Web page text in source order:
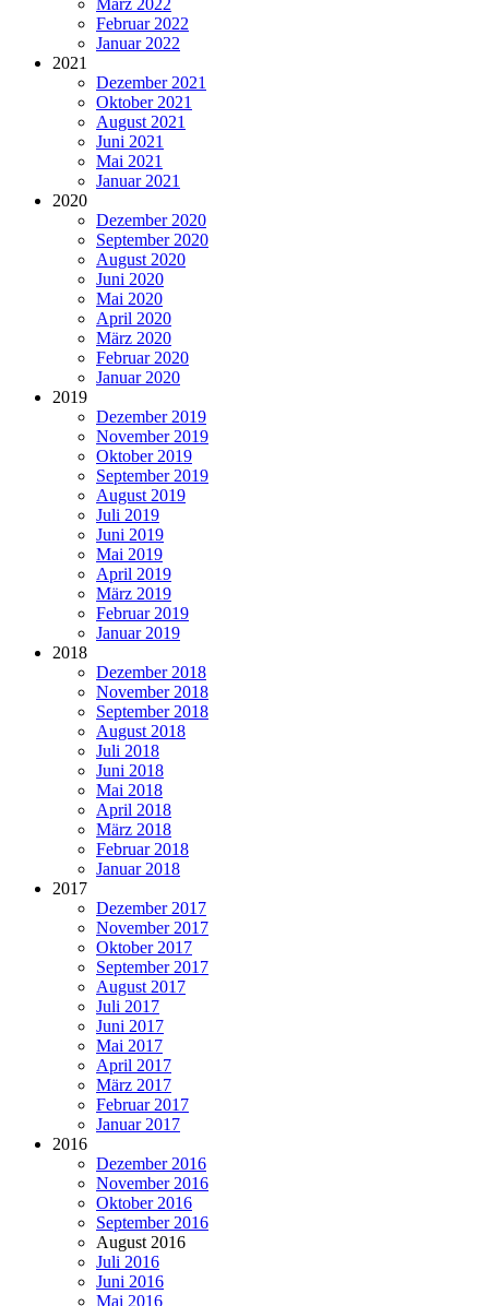
Februar 2022
Januar 2022
2021
Dezember 2021
Oktober 2021
August 2021
Juni 2021
Mai 2021
Januar 2021
2020
Dezember 2020
September 2020
August 2020
Juni 2020
Mai 2020
April 2020
März 2020
Februar 2020
Januar 2020
2019
Dezember 2019
November 2019
Oktober 2019
September 2019
August 2019
Juli 2019
Juni 2019
Mai 2019
April 2019
März 2019
Februar 2019
Januar 2019
2018
Dezember 2018
November 2018
September 2018
August 2018
Juli 2018
Juni 2018
Mai 2018
April 2018
März 2018
Februar 2018
Januar 2018
2017
Dezember 2017
November 2017
Oktober 2017
September 2017
August 2017
Juli 2017
Juni 2017
Mai 2017
April 2017
März 2017
Februar 2017
Januar 2017
2016
Dezember 2016
November 2016
Oktober 2016
September 2016
August 2016
Juli 2016
Juni 2016
Mai 2016